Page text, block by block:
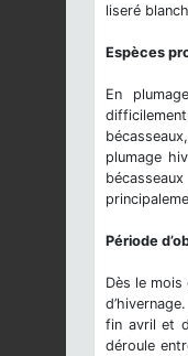
liseré
Espèces
En
plumage
Période
Dès le
fin avril et
déroule